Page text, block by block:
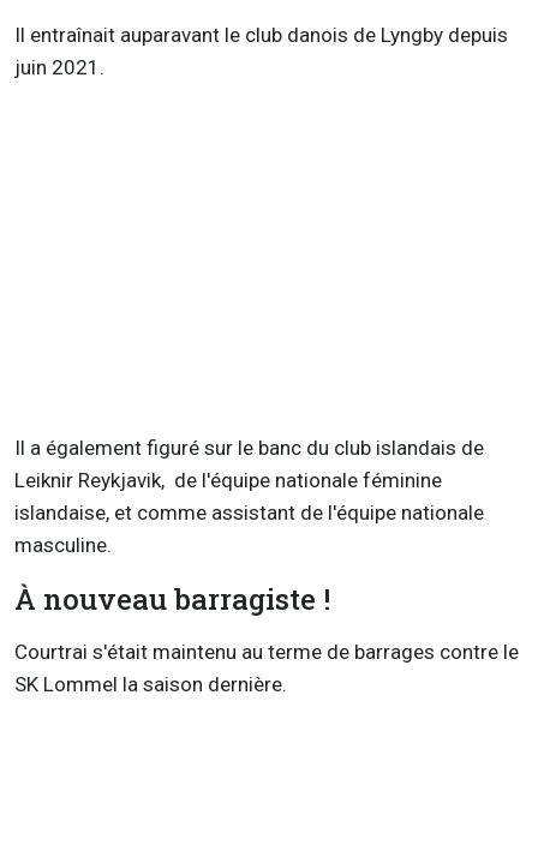
Il entraînait auparavant le club danois de Lyngby depuis
juin 2021.
Il a également figuré sur le banc du club islandais de
Leiknir Reykjavik, de l'équipe nationale féminine
islandaise, et comme assistant de l'équipe nationale
masculine.
À nouveau barragiste !
Courtrai s'était maintenu au terme de barrages contre le
SK Lommel la saison dernière.